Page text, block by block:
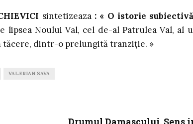
sintetizeaza : « O istorie
lipsea Noului Val, cel de-al Patrulea Val, al
tăcere, dintr-o prelungită tranziţie. »
VALERIAN SAVA
Drumul Damascului. Sens